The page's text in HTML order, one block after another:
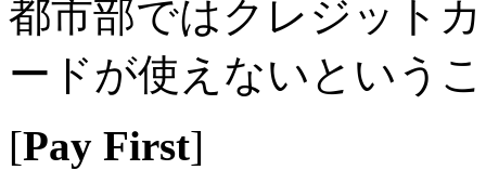
都市部ではクレジット
ードが使えないという
[Pay First]